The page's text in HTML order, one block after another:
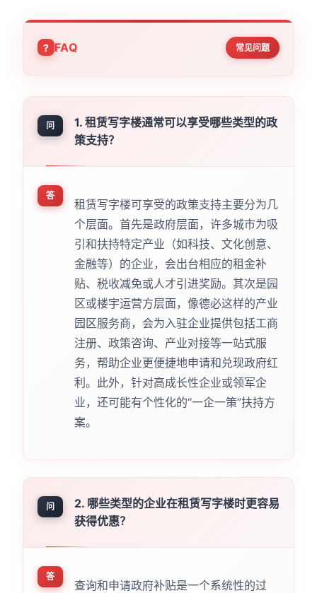
FAQ 常见问题
问
1. 租赁写字楼通常可以享受哪些类型的政
策支持？
答
租赁写字楼可享受的政策支持主要分为几
个层面。首先是政府层面，许多城市为吸
引和扶持特定产业（如科技、文化创意、
金融等）的企业，会出台相应的租金补
贴、税收减免或人才引进奖励。其次是园
区或楼宇运营方层面，像德必这样的产业
园区服务商，会为入驻企业提供包括工商
注册、政策咨询、产业对接等一站式服
务，帮助企业更便捷地申请和兑现政府红
利。此外，针对高成长性企业或领军企
业，还可能有个性化的“一企一策”扶持方
案。
问
2. 哪些类型的企业在租赁写字楼时更容易
获得优惠？
答
查询和申请政府补贴是一个系统性的过